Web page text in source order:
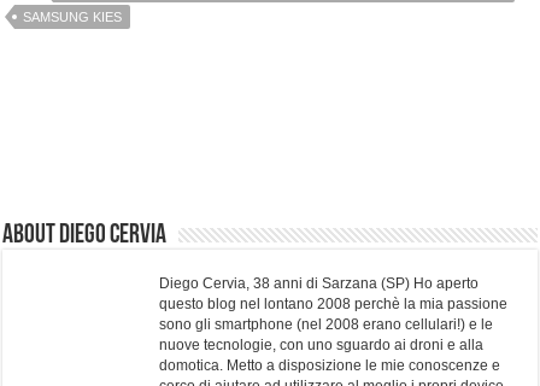
SAMSUNG KIES
About Diego Cervia
Diego Cervia, 38 anni di Sarzana (SP) Ho aperto
questo blog nel lontano 2008 perchè la mia passione
sono gli smartphone (nel 2008 erano cellulari!) e le
nuove tecnologie, con uno sguardo ai droni e alla
domotica. Metto a disposizione le mie conoscenze e